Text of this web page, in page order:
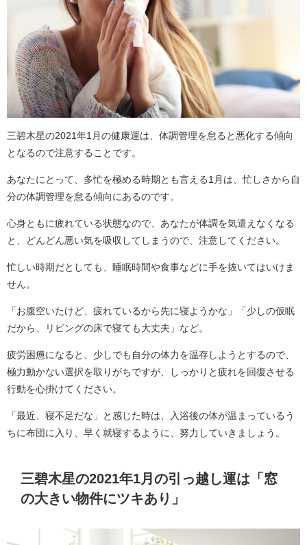
三碧木星の2021年1月の健康運は、体調管理を怠ると悪化する傾向
となるので注意することです。
あなたにとって、多忙を極める時期とも言える1月は、忙しさから自
分の体調管理を怠る傾向にあるのです。
心身ともに疲れている状態なので、あなたが体調を気遣えなくなる
と、どんどん悪い気を吸収してしまうので、注意してください。
忙しい時期だとしても、睡眠時間や食事などに手を抜いてはいけま
せん。
「お腹空いたけど、疲れているから先に寝ようかな」「少しの仮眠
だから、リビングの床で寝ても大丈夫」など。
疲労困憊になると、少しでも自分の体力を温存しようとするので、
極力動かない選択を取りがちですが、しっかりと疲れを回復させる
行動を心掛けてください。
「最近、寝不足だな」と感じた時は、入浴後の体が温まっているう
ちに布団に入り、早く就寝するように、努力していきましょう。
三碧木星の2021年1月の引っ越し運は「窓
の大きい物件にツキあり」